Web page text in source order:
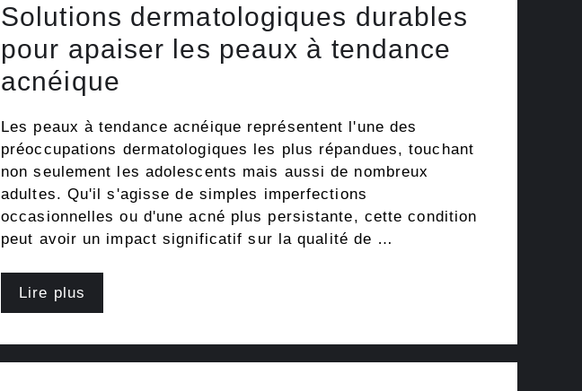
Solutions dermatologiques durables
pour apaiser les peaux à tendance
acnéique
Les peaux à tendance acnéique représentent l'une des
préoccupations dermatologiques les plus répandues, touchant
non seulement les adolescents mais aussi de nombreux
adultes. Qu'il s'agisse de simples imperfections
occasionnelles ou d'une acné plus persistante, cette condition
peut avoir un impact significatif sur la qualité de …
Lire plus